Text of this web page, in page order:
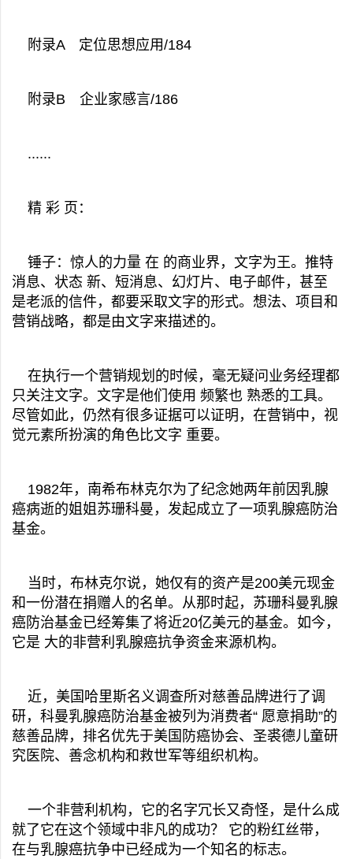
附录A 定位思想应用/184
附录B 企业家感言/186
......
精 彩 页：
锤子：惊人的力量 在 的商业界，文字为王。推特
消息、状态 新、短消息、幻灯片、电子邮件，甚至
是老派的信件，都要采取文字的形式。想法、项目和
营销战略，都是由文字来描述的。
在执行一个营销规划的时候，毫无疑问业务经理都
只关注文字。文字是他们使用 频繁也 熟悉的工具。
尽管如此，仍然有很多证据可以证明，在营销中，视
觉元素所扮演的角色比文字 重要。
1982年，南希布林克尔为了纪念她两年前因乳腺
癌病逝的姐姐苏珊科曼，发起成立了一项乳腺癌防治
基金。
当时，布林克尔说，她仅有的资产是200美元现金
和一份潜在捐赠人的名单。从那时起，苏珊科曼乳腺
癌防治基金已经筹集了将近20亿美元的基金。如今，
它是 大的非营利乳腺癌抗争资金来源机构。
近，美国哈里斯名义调查所对慈善品牌进行了调
研，科曼乳腺癌防治基金被列为消费者“ 愿意捐助”的
慈善品牌，排名优先于美国防癌协会、圣裘德儿童研
究医院、善念机构和救世军等组织机构。
一个非营利机构，它的名字冗长又奇怪，是什么成
就了它在这个领域中非凡的成功？ 它的粉红丝带，
在与乳腺癌抗争中已经成为一个知名的标志。